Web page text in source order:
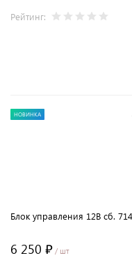
Рейтинг:
НОВИНКА
Блок управления 12В сб.
6 250 ₽ / шт